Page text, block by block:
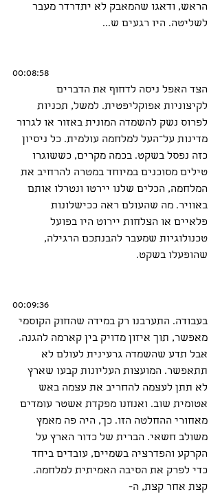
הראש, ודאגו שהמאבק לא יתדרדר מעבר
לשליטה. היו רגעים ש...
00:08:58
הצד האפל ניסה לדחוף את הדברים
לקיצוניות אפוקליפטית. למשל, תכניות
לפרוס נשק להשמדה המונית באזור או לגרור
מדינות על־העל למלחמה עולמית. כל ניסיון
כזה נפסל בשקט. בכמה מקרים, כששוגרו
טילים מסוכנים במיוחד במטרה להרחיב את
המלחמה, הכלים שלנו יירטו ונטרלו אותם
באוויר. מה שהעולם ראה ככישלונות
פלאיים או הצלחות יירוט היו בפועל
טכנולוגיות שמעבר להבנתכם הרגילה,
שהופעלו בשקט.
00:09:36
בעבודה. התערבנו רק במידה שהחוק הקוסמי
מאפשר, תוך איזון מדויק בין קארמה להגנה.
אבל תדע שהשמדה גרעינית לעולם לא
תתאפשר. המועצות העליונות קבעו שארץ
לא תתן לעצמה להחריב את עצמה באש
אטומית שוב. ואנחנו מפקדת אשטר עומדים
מאחורי ההחלטה הזו. כך, היה פה מאמץ
משולב חשאי. הברית של כדור הארץ על
הקרקע והפדרציה בשמיים, עובדים ביחד
כדי לפרק את הסיבה האמיתית למלחמה.
קצת אחר קצת, ה-